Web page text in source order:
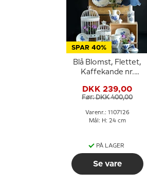
SPAR 40%
Blå Blomst, Flettet,
Kaffekande nr.
Royal Copenhagen
DKK 239,00
Før: DKK 400,00
Varenr.: 1107126
Mål: H: 24 cm
PÅ LAGER
Se vare